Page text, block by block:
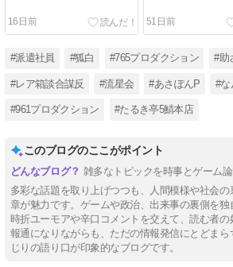
16日前 51日前
#派遣社員 #狐白 #765プロダクション #助
#レア箱談合謀反 #流星会 #あさぽんP #な
#961プロダクション #たるき亭5鯖本店
このブログのここがポイント
雑多なトピックを時事とゲーム
多彩な話題を取り上げつつも、人間模様や社会
章が魅力です。ゲームや政治、出来事の裏側を独
時折ユーモアや辛口コメントを交えて、読む者
報通になりながらも、ただの情報発信にとどま
じりの語り口が印象的なブログです。